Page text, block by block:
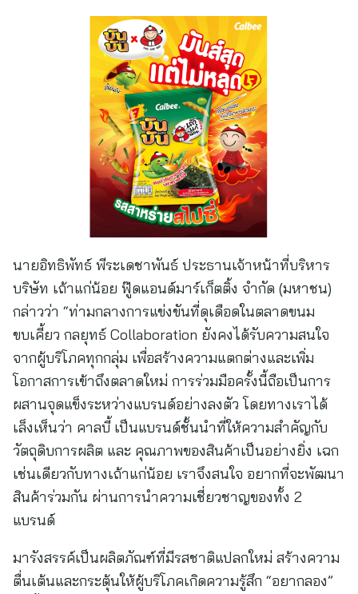
นายอิทธิพัทธ์ พีระเดชาพันธ์ ประธานเจ้าหน้าที่บริหาร
บริษัท เถ้าแก่น้อย ฟู๊ดแอนด์มาร์เก็ตติ้ง จำกัด (มหาชน)
กล่าวว่า “ท่ามกลางการแข่งขันที่ดุเดือดในตลาดขนม
ขบเคี้ยว กลยุทธ์ Collaboration ยังคงได้รับความสนใจ
จากผู้บริโภคทุกกลุ่ม เพื่อสร้างความแตกต่างและเพิ่ม
โอกาสการเข้าถึงตลาดใหม่ การร่วมมือครั้งนี้ถือเป็นการ
ผสานจุดแข็งระหว่างแบรนด์อย่างลงตัว โดยทางเราได้
เล็งเห็นว่า คาลบี้ เป็นแบรนด์ชั้นนำที่ให้ความสำคัญกับ
วัตถุดิบการผลิต และ คุณภาพของสินค้าเป็นอย่างยิ่ง เฉก
เช่นเดียวกับทางเถ้าแก่น้อย เราจึงสนใจ อยากที่จะพัฒนา
สินค้าร่วมกัน ผ่านการนำความเชี่ยวชาญของทั้ง 2
แบรนด์
มารังสรรค์เป็นผลิตภัณฑ์ที่มีรสชาติแปลกใหม่ สร้างความ
ตื่นเต้นและกระตุ้นให้ผู้บริโภคเกิดความรู้สึก “อยากลอง”